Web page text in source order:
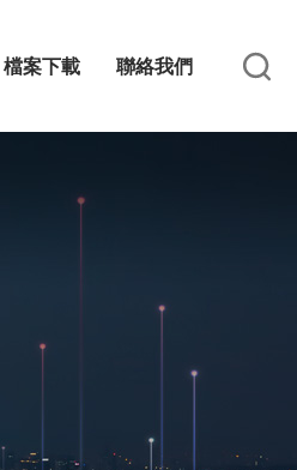
檔案下載 聯絡我們